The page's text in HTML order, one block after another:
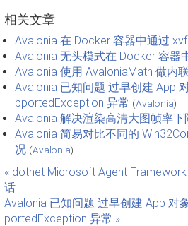
相关文章
Avalonia 在 Docker 容器中通过
Avalonia 无头模式在 Docker 容器
Avalonia 使用 AvaloniaMath 做内
Avalonia 已知问题 过早创建 App
pportedException 异常 (Avalonia)
Avalonia 解决渲染高清大图帧率下
Avalonia 简易对比不同的
况 (Avalonia)
« dotnet Microsoft Agent
话
Avalonia 已知问题 过早创建 App 对
portedException 异常 »